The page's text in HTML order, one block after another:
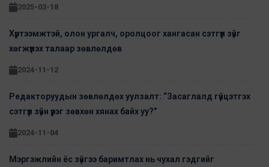
2025-03-18
Хүртээмжтэй, олон ургалч, оролцоог хангасан сэтгүүл зүйг
хөгжүүлэх талаар зөвлөлдөв
2024-11-12
Редакторуудын зөвлөлдөх уулзалт: “Засаглалд гүйцэтгэх
сэтгүүл зүйн үүрэг зөвхөн хянах байх уу?”
2024-11-04
Мэргэжлийн ёс зүйгээ баримтлах нь чухал гэдгийг